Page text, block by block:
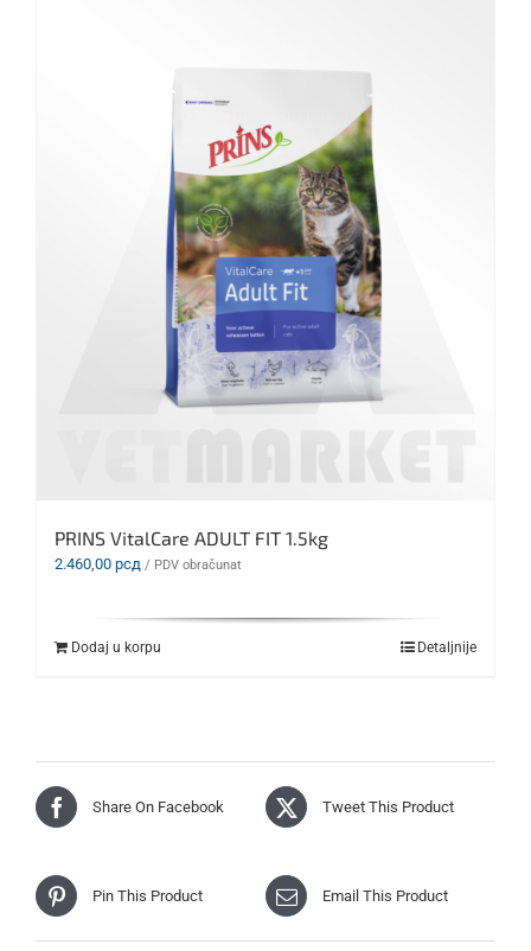
PRINS VitalCare ADULT FIT 1.5kg
2.460,00 рсд / PDV obračunat
Dodaj u korpu Detaljnije
Share On Facebook Tweet This Product
Pin This Product Email This Product